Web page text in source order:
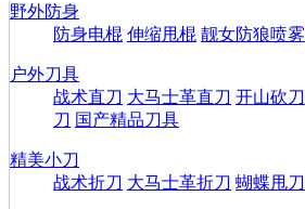
野外防身
防身电棍 伸缩甩棍 靓女防狼喷雾
户外刀具
战术直刀 大马士革直刀 开山砍刀
刀 国产精品刀具
精美小刀
战术折刀 大马士革折刀 蝴蝶甩刀